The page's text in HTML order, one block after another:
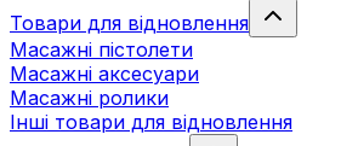
Товари для відновлення
Масажні пістолети
Масажні аксесуари
Масажні ролики
Інші товари для відновлення